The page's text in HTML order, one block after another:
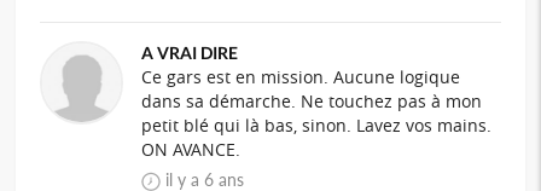
A VRAI DIRE
Ce gars est en mission. Aucune logique
dans sa démarche. Ne touchez pas à mon
petit blé qui là bas, sinon. Lavez vos mains.
ON AVANCE.
il y a 6 ans